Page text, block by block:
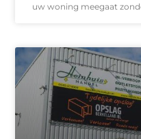
uw woning meegaat